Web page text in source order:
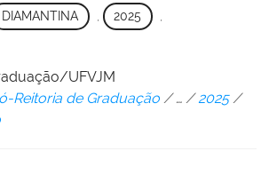
DIAMANTINA , 2025 ,
UFVJM
Reitoria de Graduação /… /2025 /